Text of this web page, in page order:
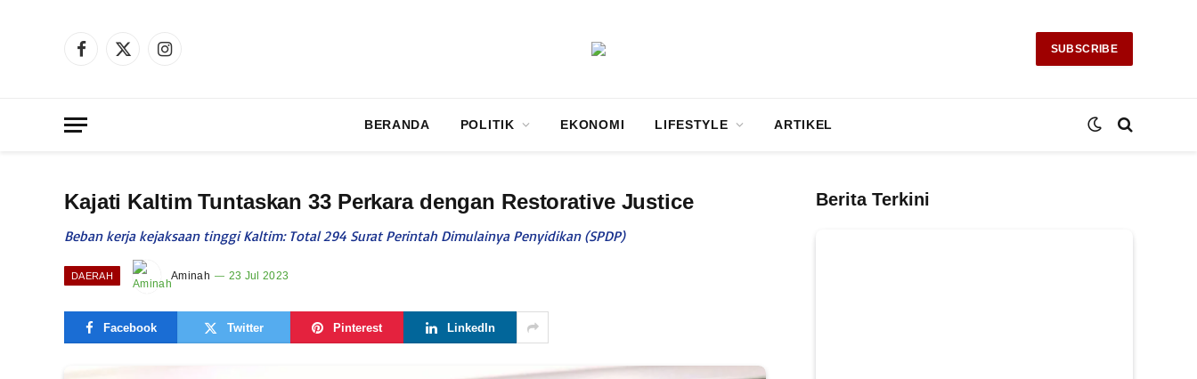
Facebook
X
Instagram
SUBSCRIBE
BERANDA POLITIK EKONOMI LIFESTYLE ARTIKEL
Kajati Kaltim Tuntaskan 33 Perkara dengan Restorative Justice
Beban kerja kejaksaan tinggi Kaltim: Total 294 Surat Perintah Dimulainya Penyidikan (SPDP)
DAERAH Aminah 23 Jul 2023
Facebook Twitter Pinterest LinkedIn
Berita Terkini